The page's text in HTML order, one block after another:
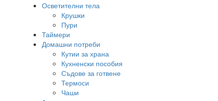
Осветителни тела
Крушки
Пури
Таймери
Домашни потреби
Кутии за храна
Кухненски пособия
Съдове за готвене
Термоси
Чаши